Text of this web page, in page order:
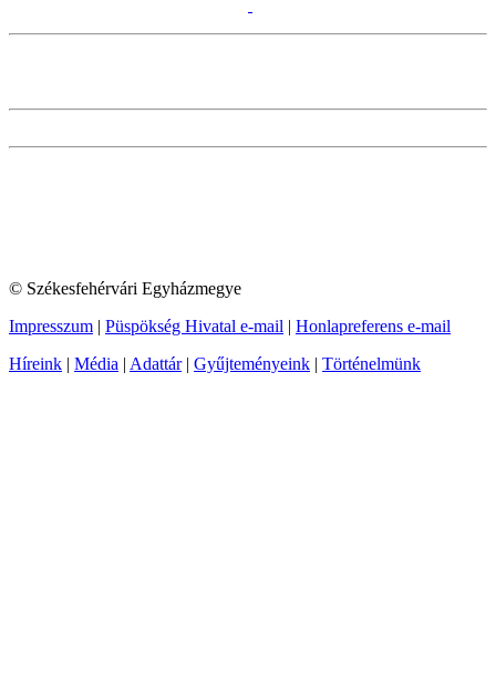
© Székesfehérvári Egyházmegye
Impresszum | Püspökség Hivatal e-mail | Honlapreferens e-mail
Híreink | Média | Adattár| Gyűjteményeink | Történelmünk